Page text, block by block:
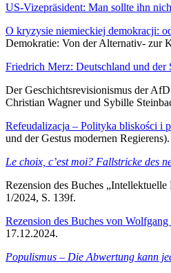
US-Vizepräsident: Man sollte ihn
O kryzysie niemieckiej demokracji:
Demokratie: Von der Alternativ- zur
Friedrich Merz: Deutschland und der
Der Geschichtsrevisionismus der
Christian Wagner und Sybille
Refeudalizacja – Polityka bliskości i
und der Gestus modernen Regierens).
Le choix, c’est moi? Fallstricke des
Rezension des Buches
1/2024, S. 139f.
Rezension des Buches von
17.12.2024.
Populismus – Die Abwertung kann